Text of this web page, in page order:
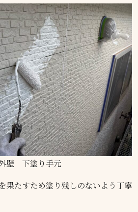
壁 下塗り手元
果たすため塗り残しのないよう丁寧